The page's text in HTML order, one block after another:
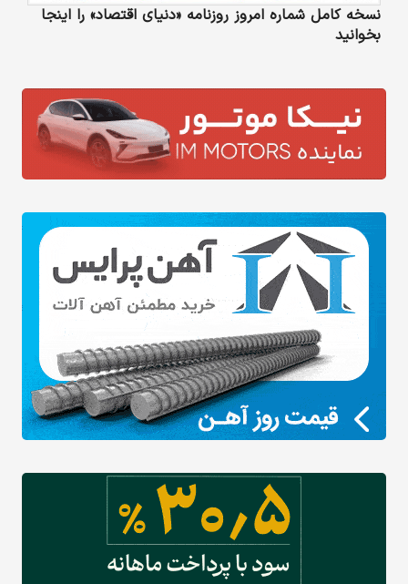
نسخه کامل شماره امروز روزنامه «دنیای‌ اقتصاد» را اینجا
بخوانید